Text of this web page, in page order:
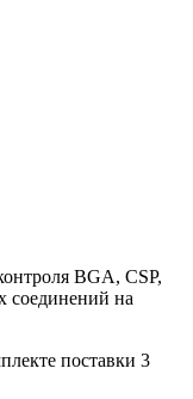
BGA, CSP,
соединений на
поставки 3